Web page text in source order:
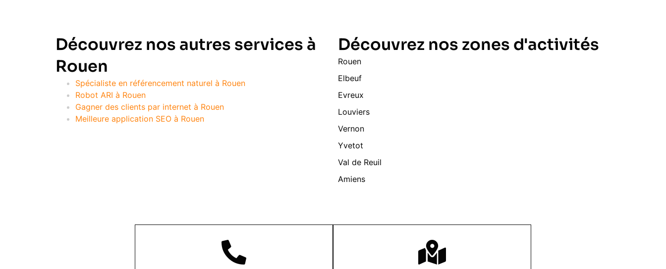
Découvrez nos autres services à
Rouen
Spécialiste en référencement naturel à Rouen
Robot ARI à Rouen
Gagner des clients par internet à Rouen
Meilleure application SEO à Rouen
Découvrez nos zones d'activités
Rouen
Elbeuf
Evreux
Louviers
Vernon
Yvetot
Val de Reuil
Amiens